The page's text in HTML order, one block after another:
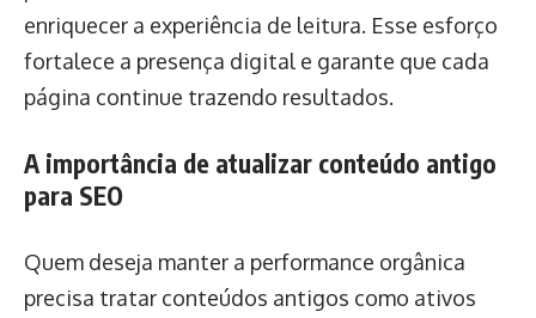
enriquecer a experiência de leitura. Esse esforço
fortalece a presença digital e garante que cada
página continue trazendo resultados.
A importância de atualizar conteúdo antigo
para SEO
Quem deseja manter a performance orgânica
precisa tratar conteúdos antigos como ativos